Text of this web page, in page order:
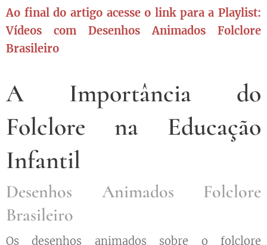
Ao final do artigo acesse o link para a Playlist:
Vídeos com Desenhos Animados Folclore
Brasileiro
A Importância do
Folclore na Educação
Infantil
Desenhos Animados Folclore
Brasileiro
Os desenhos animados sobre o folclore